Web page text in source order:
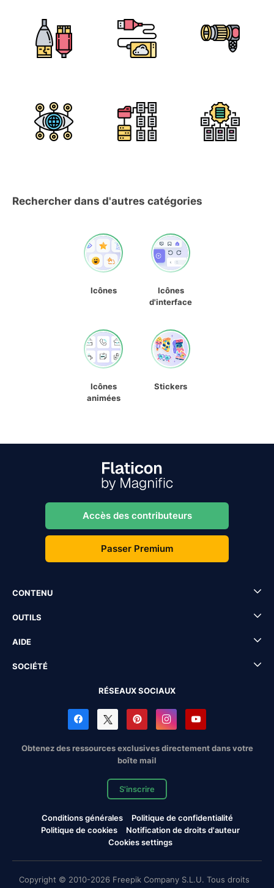
Rechercher dans d'autres catégories
Icônes
Icônes
d'interface
Icônes
animées
Stickers
Accès des contributeurs
Passer Premium
CONTENU
OUTILS
AIDE
SOCIÉTÉ
RÉSEAUX SOCIAUX
Obtenez des ressources exclusives directement dans votre
boîte mail
S'inscrire
Conditions générales
Politique de confidentialité
Politique de cookies
Notification de droits d'auteur
Cookies settings
Copyright © 2010-2026 Freepik Company S.L.U. Tous droits